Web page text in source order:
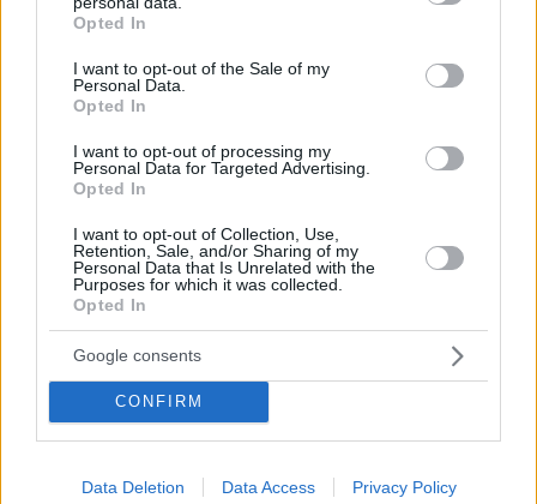
grant or deny consent to Google and its third-party tags to
use your data for below specified purposes in below Google
consent section.
Opted In
I want to opt-out of the Sale of my
Personal Data.
Opted In
I want to opt-out of processing my
Personal Data for Targeted Advertising.
Opted In
I want to opt-out of Collection, Use,
Retention, Sale, and/or Sharing of my
Personal Data that Is Unrelated with the
Purposes for which it was collected.
Opted In
Google consents
CONFIRM
Data Deletion Data Access Privacy Policy
Από μαθητής, φοιτητής σε άλλη πόλη!
06.08.2026, 10:52
Επαγγελματική Εκπαίδευση & Εξειδίκευση: Το Mοντέλο που
σε Bάζει στην Aγορά Eργασίας
26.07.2026, 09:54
ΡΟΗ ΕΙΔΗΣΕΩΝ
Ειδήσεις Δημοφιλή
Από τη Μόρια στην Κυψέλη: Η σκοτεινή διαδρομή ενός
εγκλήματος - Ο ασυνόδευτος ανήλικος, η πυγμαχία και
η μοιραία συνάντηση με την άτυχη Σκωτσέζα
πριν 8 λεπτά
Διεθνές Ινστιτούτο Στρατηγικών Μελετών: Ανέτοιμη η